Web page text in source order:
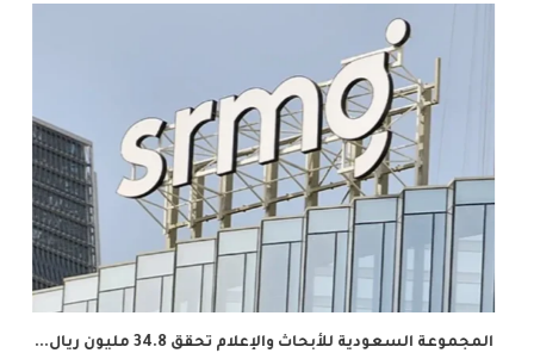
المجموعة السعودية للأبحاث والإعلام تحقق 34.8 مليون ريال...